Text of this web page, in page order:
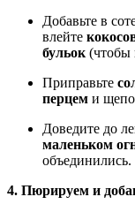
Добавьте в
влейте
бульок (чтобы
Приправьте
перцем и
Доведите до
маленьком
объединились.
4. Пюрируем и